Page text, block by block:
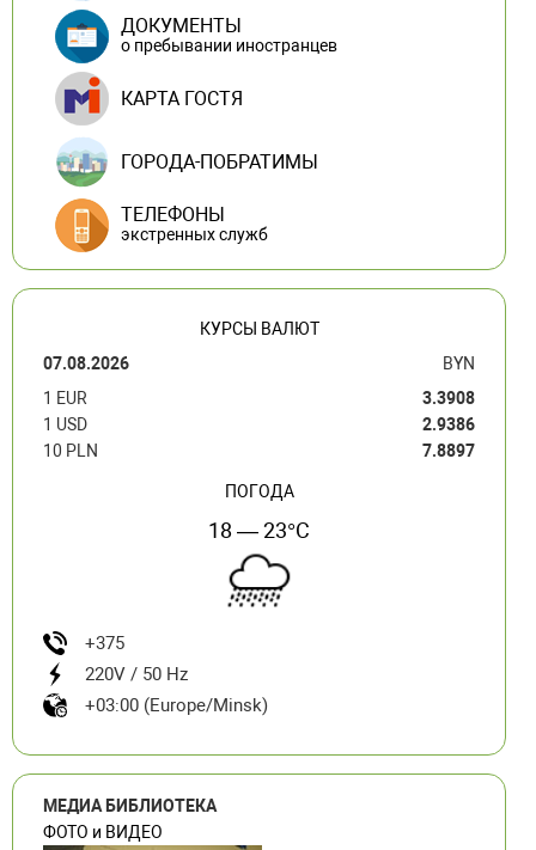
ДОКУМЕНТЫ
о пребывании иностранцев
КАРТА ГОСТЯ
ГОРОДА-ПОБРАТИМЫ
ТЕЛЕФОНЫ
экстренных служб
КУРСЫ ВАЛЮТ
07.08.2026
BYN
1 EUR
3.3908
1 USD
2.9386
10 PLN
7.8897
ПОГОДА
18 — 23°C
+375
220V / 50 Hz
+03:00 (Europe/Minsk)
МЕДИА БИБЛИОТЕКА
ФОТО и ВИДЕО